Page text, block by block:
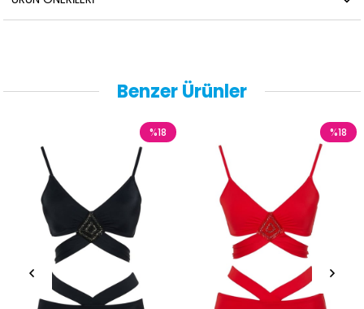
Benzer Ürünler
%18 %18